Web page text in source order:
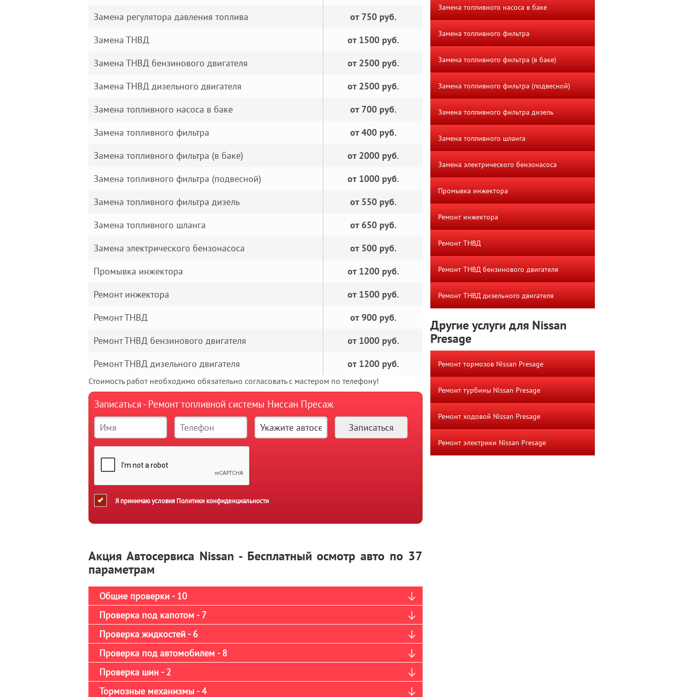
Замена регулятора давления топлива
от 750 руб.
Замена ТНВД
от 1500 руб.
Замена ТНВД бензинового двигателя
от 2500 руб.
Замена ТНВД дизельного двигателя
от 2500 руб.
Замена топливного насоса в баке
от 700 руб.
Замена топливного фильтра
от 400 руб.
Замена топливного фильтра (в баке)
от 2000 руб.
Замена топливного фильтра (подвесной)
от 1000 руб.
Замена топливного фильтра дизель
от 550 руб.
Замена топливного шланга
от 650 руб.
Замена электрического бензонасоса
от 500 руб.
Промывка инжектора
от 1200 руб.
Ремонт инжектора
от 1500 руб.
Ремонт ТНВД
от 900 руб.
Ремонт ТНВД бензинового двигателя
от 1000 руб.
Ремонт ТНВД дизельного двигателя
от 1200 руб.
Стоимость работ необходимо обязательно согласовать с мастером по телефону!
Записаться - Ремонт топливной системы Ниссан Пресаж
Я принимаю условия Политики конфиденциальности
Акция Автосервиса Nissan - Бесплатный осмотр авто по 37
параметрам
Общие проверки - 10
Проверка под капотом - 7
Проверка жидкостей - 6
Проверка под автомобилем - 8
Проверка шин - 2
Тормозные механизмы - 4
Замена топливного насоса в баке
Замена топливного фильтра
Замена топливного фильтра (в баке)
Замена топливного фильтра (подвесной)
Замена топливного фильтра дизель
Замена топливного шланга
Замена электрического бензонасоса
Промывка инжектора
Ремонт инжектора
Ремонт ТНВД
Ремонт ТНВД бензинового двигателя
Ремонт ТНВД дизельного двигателя
Другие услуги для Nissan
Presage
Ремонт тормозов Nissan Presage
Ремонт турбины Nissan Presage
Ремонт ходовой Nissan Presage
Ремонт электрики Nissan Presage